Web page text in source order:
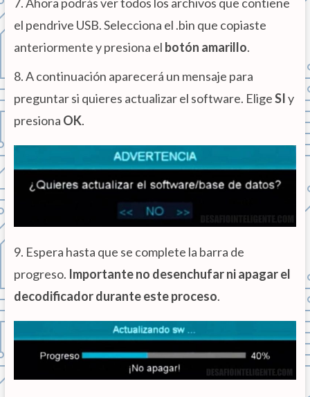
7. Ahora podrás ver todos los archivos que contiene
el pendrive USB. Selecciona el .bin que copiaste
anteriormente y presiona el botón amarillo.
8. A continuación aparecerá un mensaje para
preguntar si quieres actualizar el software. EligeSIy
presiona OK.
9. Espera hasta que se complete la barra de
progreso. Importante no desenchufar ni apagar el
decodificador durante este proceso.